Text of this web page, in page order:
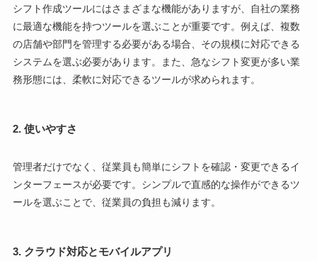
シフト作成ツールにはさまざまな機能がありますが、自社の業務
に最適な機能を持つツールを選ぶことが重要です。例えば、複数
の店舗や部門を管理する必要がある場合、その規模に対応できる
システムを選ぶ必要があります。また、急なシフト変更が多い業
務形態には、柔軟に対応できるツールが求められます。
2. 使いやすさ
管理者だけでなく、従業員も簡単にシフトを確認・変更できるイ
ンターフェースが必要です。シンプルで直感的な操作ができるツ
ールを選ぶことで、従業員の負担も減ります。
3. クラウド対応とモバイルアプリ